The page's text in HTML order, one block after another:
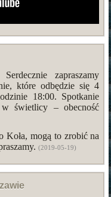
Serdecznie zapraszamy
które odbędzie się 4
18:00. Spotkanie
świetlicy – obecność
Koła, mogą to zrobić na
(2019-05-19)